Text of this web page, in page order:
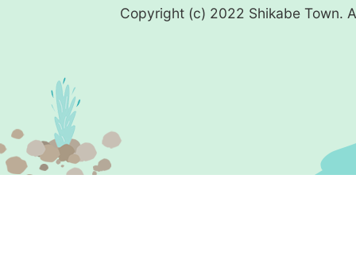
Copyright (c) 2022 Shikabe Town.